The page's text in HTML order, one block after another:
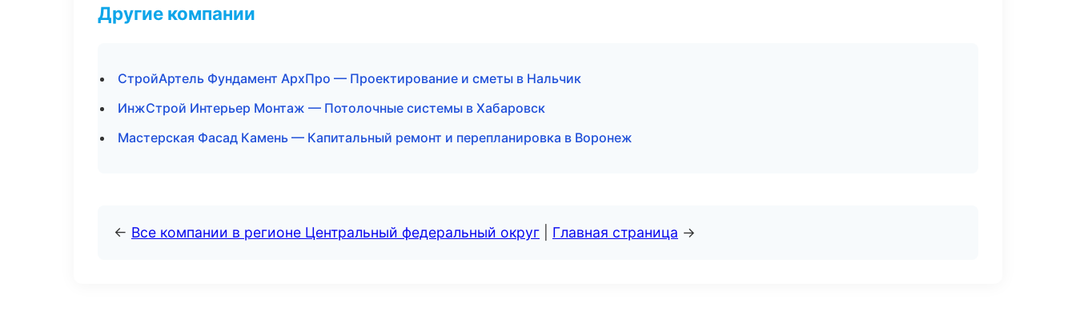
Другие компании
СтройАртель Фундамент АрхПро — Проектирование и сметы в Нальчик
ИнжСтрой Интерьер Монтаж — Потолочные системы в Хабаровск
Мастерская Фасад Камень — Капитальный ремонт и перепланировка в Воронеж
← Все компании в регионе Центральный федеральный округ Главная страница →